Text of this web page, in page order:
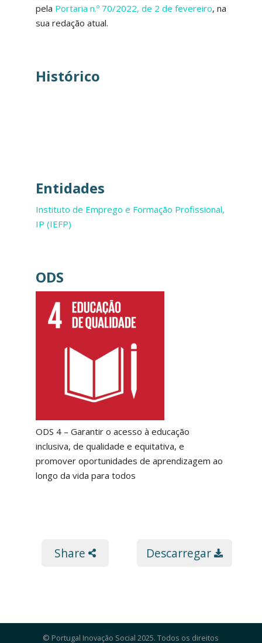
pela Portaria n.º 70/2022, de 2 de fevereiro, na
sua redação atual.
Histórico
Entidades
Instituto de Emprego e Formação Profissional,
IP (IEFP)
ODS
ODS 4 – Garantir o acesso à educação
inclusiva, de qualidade e equitativa, e
promover oportunidades de aprendizagem ao
longo da vida para todos
Share Descarregar
© Portugal Inovação Social 2025. Todos os direitos